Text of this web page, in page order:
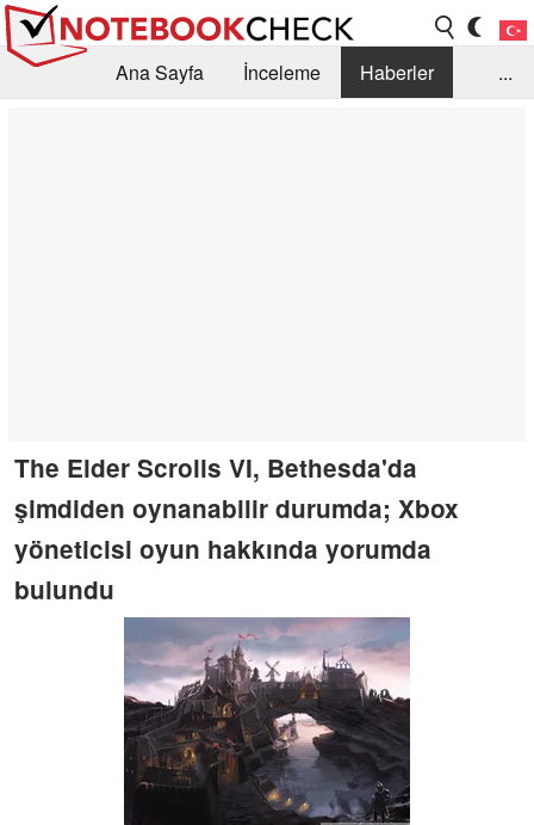
Ana Sayfa İnceleme
Haberler
...
The Elder Scrolls VI, Bethesda'da
şimdiden oynanabilir durumda; Xbox
yöneticisi oyun hakkında yorumda
bulundu